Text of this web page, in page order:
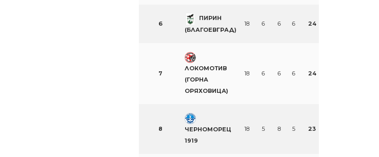
6
ПИРИН
(БЛАГОЕВГРАД)
18 6 6 6 24
7
ЛОКОМОТИВ
(ГОРНА
ОРЯХОВИЦА)
18 6 6 6 24
8
ЧЕРНОМОРЕЦ
1919
18 5 8 5 23